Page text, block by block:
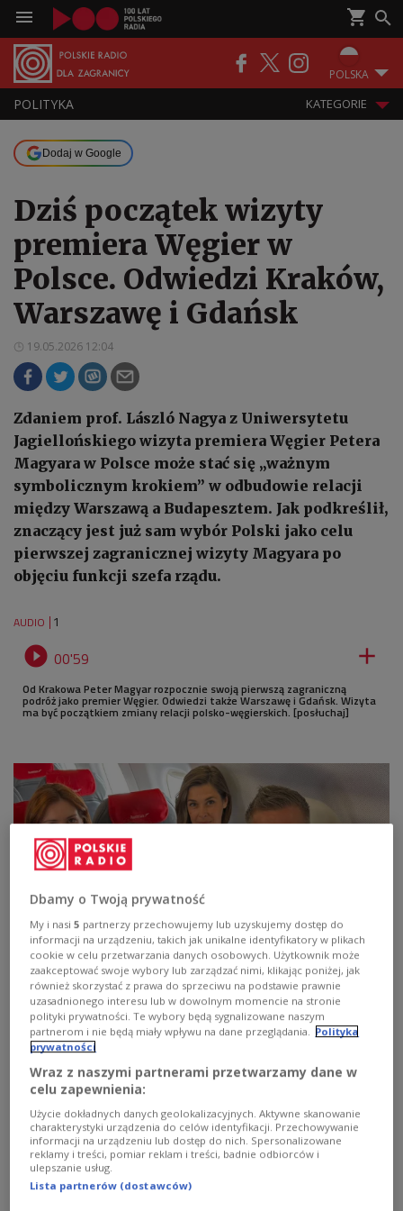
POLSKA
POLITYKA KATEGORIE
Dodaj w Google
Dziś początek wizyty
premiera Węgier w
Polsce. Odwiedzi Kraków,
Warszawę i Gdańsk
19.05.2026 12:04
Zdaniem prof. László Nagya z Uniwersytetu
Jagiellońskiego wizyta premiera Węgier Petera
Magyara w Polsce może stać się „ważnym
symbolicznym krokiem” w odbudowie relacji
między Warszawą a Budapesztem. Jak podkreślił,
znaczący jest już sam wybór Polski jako celu
pierwszej zagranicznej wizyty Magyara po
objęciu funkcji szefa rządu.
AUDIO 1
 00'59 
Od Krakowa Peter Magyar rozpocznie swoją pierwszą zagraniczną
podróż jako premier Węgier. Odwiedzi także Warszawę i Gdańsk. Wizyta
ma być początkiem zmiany relacji polsko-węgierskich. [posłuchaj]
Petera Magyar: "W drodze na moją pierwszą oficjalną wizytę w Polsce
jako premier."
fot. Peter Magyar/fb.com
Peter Magyar podczas wizyty w Polsce, która
rozpoczyna się we wtorek po południu odwiedzi
Kraków, Warszawę i Gdańsk. W Krakowie spotka
się z kardynałem Grzegorzem Rysiem. Następnie
wyruszy do Warszawy, gdzie będzie rozmawiał z
premierem Donaldem Tuskiem i prezydentem
Dbamy o Twoją prywatność
My i nasi5 partnerzy przechowujemy lub uzyskujemy dostęp do
informacji na urządzeniu, takich jak unikalne identyfikatory w plikach
cookie w celu przetwarzania danych osobowych. Użytkownik może
zaakceptować swoje wybory lub zarządzać nimi, klikając poniżej, jak
również skorzystać z prawa do sprzeciwu na podstawie prawnie
uzasadnionego interesu lub w dowolnym momencie na stronie
polityki prywatności. Te wybory będą sygnalizowane naszym
partnerom i nie będą miały wpływu na dane przeglądania. Polityka
prywatności
Wraz z naszymi partnerami przetwarzamy dane w
celu zapewnienia:
Użycie dokładnych danych geolokalizacyjnych. Aktywne skanowanie
charakterystyki urządzenia do celów identyfikacji. Przechowywanie
informacji na urządzeniu lub dostęp do nich. Spersonalizowane
reklamy i treści, pomiar reklam i treści, badnie odbiorców i
ulepszanie usług.
Lista partnerów (dostawców)